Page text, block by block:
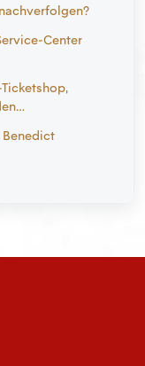
Center
Benedict